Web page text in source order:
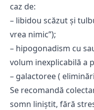
caz de:
– libidou scăzut și
vrea nimic”);
– hipogonadism cu
volum inexplicabilă a
– galactoree (
Se recomandă
somn liniștit, fără